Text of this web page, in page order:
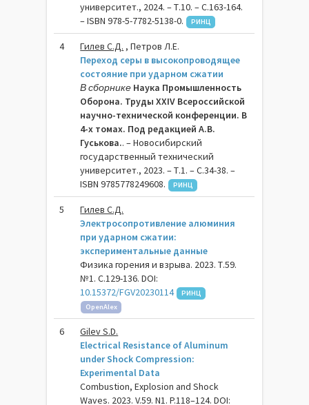
университет., 2024. – Т.10. – C.163-164.
– ISBN 978-5-7782-5138-0.
РИНЦ
4 Гилев С.Д. , Петров Л.Е.
Переход серы в высокопроводящее
состояние при ударном сжатии
В сборнике Наука Промышленность
Оборона. Труды XXIV Всероссийской
научно-технической конференции. В
4-х томах. Под редакцией А.В.
Гуськова.. – Новосибирский
государственный технический
университет., 2023. – Т.1. – C.34-38. –
ISBN 9785778249608.
РИНЦ
5
Гилев С.Д.
Электросопротивление алюминия
при ударном сжатии:
экспериментальные данные
Физика горения и взрыва. 2023. Т.59.
№1. С.129-136. DOI:
10.15372/FGV20230114
РИНЦ
OpenAlex
6
Gilev S.D.
Electrical Resistance of Aluminum
under Shock Compression:
Experimental Data
Combustion, Explosion and Shock
Waves. 2023. V.59. N1. P.118–124. DOI: